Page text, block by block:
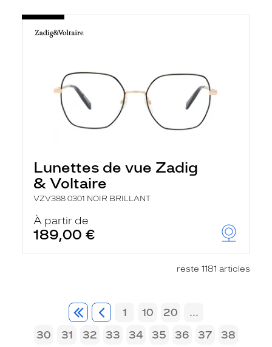
Lunettes de vue Zadig
& Voltaire
VZV388 0301 NOIR BRILLANT
À partir de
189,00 €
reste 1181 articles
1 10 20
...
30
31 32 33 34 35 36 37
38